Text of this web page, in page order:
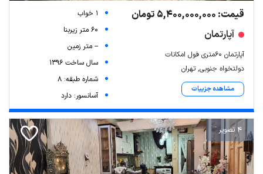
قیمت: 5,400,000,000 تومان
آپارتمان
آپارتمان ۶۰متری فول امکانات
دولتخواه جنوبی, تهران
مشاهده جزییات
1 خواب
60 متر زیربنا
-- متر زمین
سال ساخت 1396
شماره طبقه: 8
آسانسور: دارد
4 تصویر